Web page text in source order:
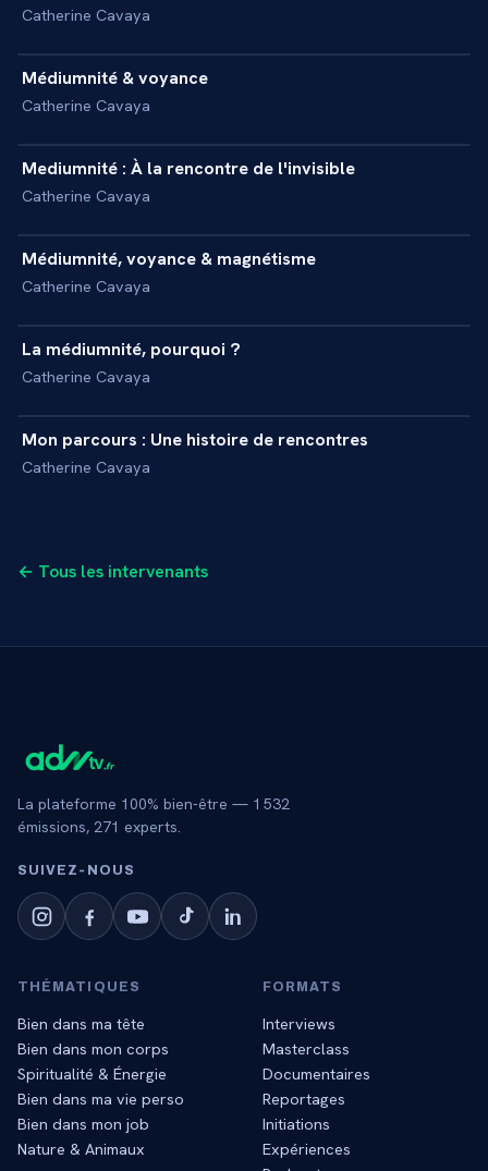
Catherine Cavaya
REPORTAGE
Médiumnité & voyance
Catherine Cavaya
REPORTAGE
Mediumnité : À la rencontre de l'invisible
Catherine Cavaya
INTERVIEW
Médiumnité, voyance & magnétisme
Catherine Cavaya
INTERVIEW
La médiumnité, pourquoi ?
Catherine Cavaya
INTERVIEW
Mon parcours : Une histoire de rencontres
Catherine Cavaya
← Tous les intervenants
La plateforme 100% bien-être — 1 532
émissions, 271 experts.
SUIVEZ‑NOUS
THÉMATIQUES
Bien dans ma tête
Bien dans mon corps
Spiritualité & Énergie
Bien dans ma vie perso
Bien dans mon job
Nature & Animaux
FORMATS
Interviews
Masterclass
Documentaires
Reportages
Initiations
Expériences